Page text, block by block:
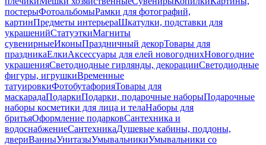
постерыФотоальбомыРамки для фотографий,
картинПредметы интерьераШкатулки, подставки для
украшенийСтатуэткиМагниты
сувенирныеИконыПраздничный декорТовары для
праздникаЕлкиАксессуары для елей новогоднихНовогодние
украшенияСветодиодные гирлянды, декорацииСветодиодные
фигуры, игрушкиВременные
татуировкиФотобутафорияТовары для
маскарадаПодаркиПодарки, подарочные наборыПодарочные
наборы косметики для лица и телаНаборы для
бритьяОформление подарковСантехника и
водоснабжениеСантехникаДушевые кабины, поддоны,
двериВанныУнитазыУмывальникиУмывальники со